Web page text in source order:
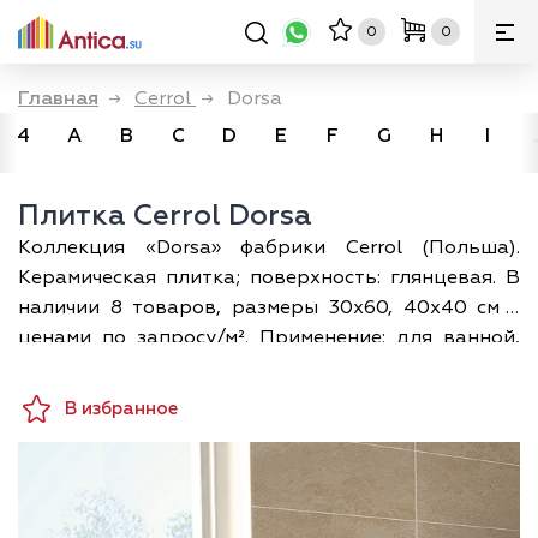
0 0
Главная → Cerrol →
Dorsa
4
A B C D E F G H I
Плитка Cerrol Dorsa
Коллекция «Dorsa» фабрики Cerrol (Польша).
Керамическая плитка; поверхность: глянцевая. В
наличии 8 товаров, размеры 30х60, 40х40 см с
ценами по запросу/м². Применение: для ванной,
всей России; при покупке — дизайн-проект
раскладки в подарок.
В избранное